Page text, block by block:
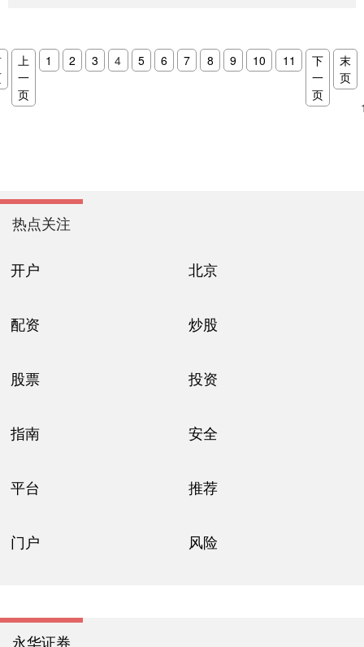
上
一
页
1 2 3 4 5 6 7 8 9 10 11
下
一
页
末
页
热点关注
开户 北京
配资 炒股
股票 投资
指南 安全
平台 推荐
门户 风险
永华证券